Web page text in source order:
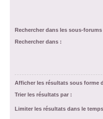
Rechercher dans les sous-forums
Rechercher dans :
Afficher les résultats sous forme
Trier les résultats par :
Limiter les résultats dans le